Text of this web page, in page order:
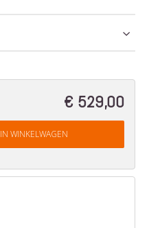
€ 529,00
IN WINKELWAGEN